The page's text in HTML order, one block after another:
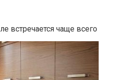
встречается чаще всего